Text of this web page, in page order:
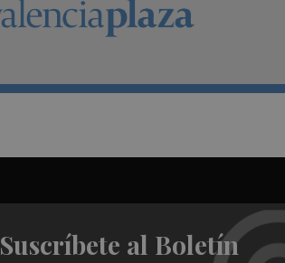
Suscríbete al Boletín